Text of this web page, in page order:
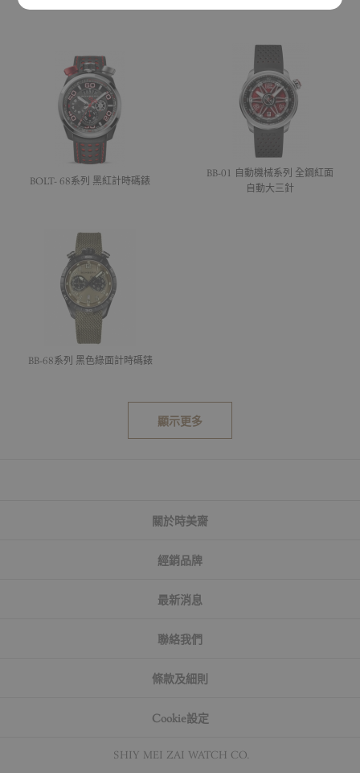
BOLT- 68系列 黑紅計時碼錶
BB-01 自動機械系列 全鋼紅面
自動大三針
BB-68系列 黑色綠面計時碼錶
顯示更多
關於時美齋
經銷品牌
最新消息
聯絡我們
條款及細則
Cookie設定
© SHIY MEI ZAI WATCH CO.